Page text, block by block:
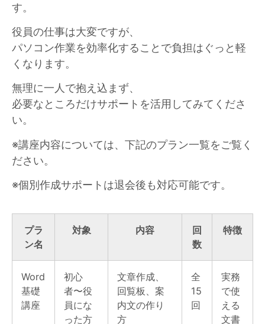
す。
役員の仕事は大変ですが、
パソコン作業を効率化することで負担はぐっと軽
くなります。
無理に一人で抱え込まず、
必要なところだけサポートを活用してみてくださ
い。
※講座内容については、下記のプラン一覧をご覧く
ださい。
※個別作成サポートは退会後も対応可能です。
プラ
ン名
対象 内容
回
数
特徴
Word
基礎
講座
初心
者〜役
員にな
った方
文章作成、
回覧板、案
内文の作り
方
全
15
回
実務
で使
える
文書